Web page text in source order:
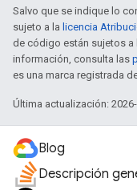
Salvo que se indique lo
sujeto a la licencia
de código están sujetos a
información, consulta las
es una marca registrada
Última actualización:
Blog
Descripción